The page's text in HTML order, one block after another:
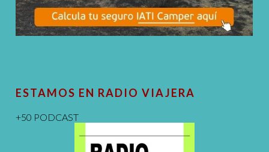
ESTAMOS EN RADIO VIAJERA
+50 PODCAST